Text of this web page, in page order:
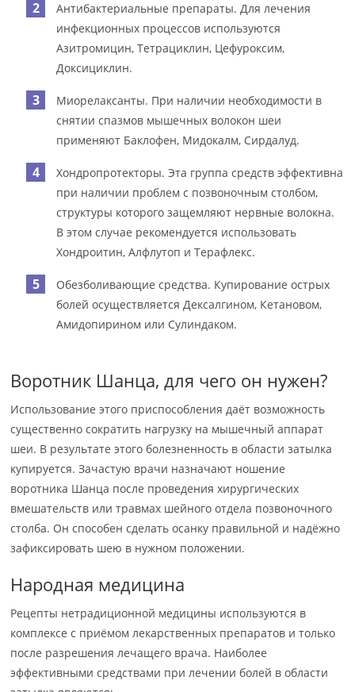
Антибактериальные препараты. Для лечения
инфекционных процессов используются
Азитромицин, Тетрациклин, Цефуроксим,
Доксициклин.
Миорелаксанты. При наличии необходимости в
снятии спазмов мышечных волокон шеи
применяют Баклофен, Мидокалм, Сирдалуд.
Хондропротекторы. Эта группа средств эффективна
при наличии проблем с позвоночным столбом,
структуры которого защемляют нервные волокна.
В этом случае рекомендуется использовать
Хондроитин, Алфлутоп и Терафлекс.
Обезболивающие средства. Купирование острых
болей осуществляется Дексалгином, Кетановом,
Амидопирином или Сулиндаком.
Воротник Шанца, для чего он нужен?
Использование этого приспособления даёт возможность
существенно сократить нагрузку на мышечный аппарат
шеи. В результате этого болезненность в области затылка
купируется. Зачастую врачи назначают ношение
воротника Шанца после проведения хирургических
вмешательств или травмах шейного отдела позвоночного
столба. Он способен сделать осанку правильной и надёжно
зафиксировать шею в нужном положении.
Народная медицина
Рецепты нетрадиционной медицины используются в
комплексе с приёмом лекарственных препаратов и только
после разрешения лечащего врача. Наиболее
эффективными средствами при лечении болей в области